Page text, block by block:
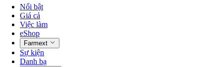
Nổi bật
Giá cả
Việc làm
eShop
Farmext
Sự kiện
Danh bạ